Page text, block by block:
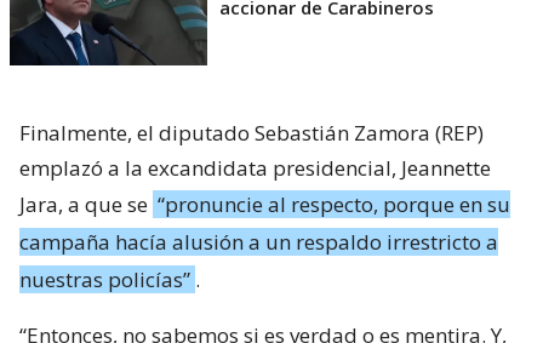
accionar de Carabineros
Finalmente, el diputado Sebastián Zamora (REP)
emplazó a la excandidata presidencial, Jeannette
Jara, a que se “pronuncie al respecto, porque en su
campaña hacía alusión a un respaldo irrestricto a
nuestras policías” .
“Entonces, no sabemos si es verdad o es mentira. Y,